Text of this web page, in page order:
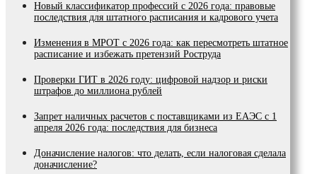
Новый классификатор профессий с 2026 года: правовые
последствия для штатного расписания и кадрового учета
Изменения в МРОТ с 2026 года: как пересмотреть штатное
расписание и избежать претензий Роструда
Проверки ГИТ в 2026 году: цифровой надзор и риски
штрафов до миллиона рублей
Запрет наличных расчетов с поставщиками из ЕАЭС с 1
апреля 2026 года: последствия для бизнеса
Доначисление налогов: что делать, если налоговая сделала
доначисление?